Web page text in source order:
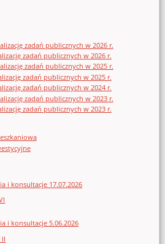
zadań publicznych w 2026 r.
zadań publicznych w 2026 r.
zadań publicznych w 2025 r.
zadań publicznych w 2025 r.
zadań publicznych w 2024 r.
zadań publicznych w 2023 r.
zadań publicznych w 2023 r.
i konsultacje 17.07.2026
i konsultacje 5.06.2026